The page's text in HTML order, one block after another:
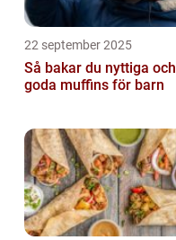
22 september 2025
Så bakar du nyttiga och
goda muffins för barn